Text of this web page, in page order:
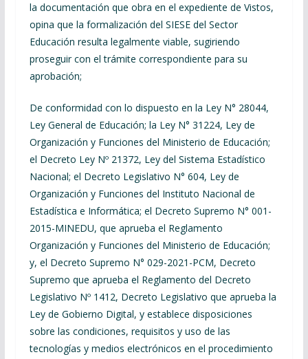
la documentación que obra en el expediente de Vistos,
opina que la formalización del SIESE del Sector
Educación resulta legalmente viable, sugiriendo
proseguir con el trámite correspondiente para su
aprobación;
De conformidad con lo dispuesto en la Ley N° 28044,
Ley General de Educación; la Ley N° 31224, Ley de
Organización y Funciones del Ministerio de Educación;
el Decreto Ley Nº 21372, Ley del Sistema Estadístico
Nacional; el Decreto Legislativo N° 604, Ley de
Organización y Funciones del Instituto Nacional de
Estadística e Informática; el Decreto Supremo N° 001-
2015-MINEDU, que aprueba el Reglamento
Organización y Funciones del Ministerio de Educación;
y, el Decreto Supremo N° 029-2021-PCM, Decreto
Supremo que aprueba el Reglamento del Decreto
Legislativo Nº 1412, Decreto Legislativo que aprueba la
Ley de Gobierno Digital, y establece disposiciones
sobre las condiciones, requisitos y uso de las
tecnologías y medios electrónicos en el procedimiento